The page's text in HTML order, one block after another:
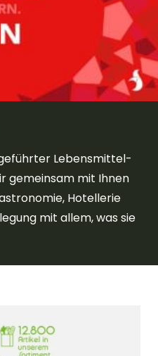
Lebensmittel-
gemeinsam mit Ihnen
Hotellerie
mit allem, was sie